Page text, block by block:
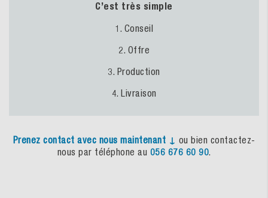
C’est très simple
1. Conseil
2. Offre
3. Production
4. Livraison
Prenez contact avec nous maintenant ↓ ou bien contactez-
nous par téléphone au 056 676 60 90.